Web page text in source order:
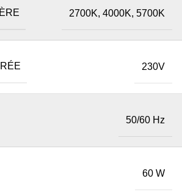
2700K, 4000K, 5700K
230V
50/60 Hz
60 W